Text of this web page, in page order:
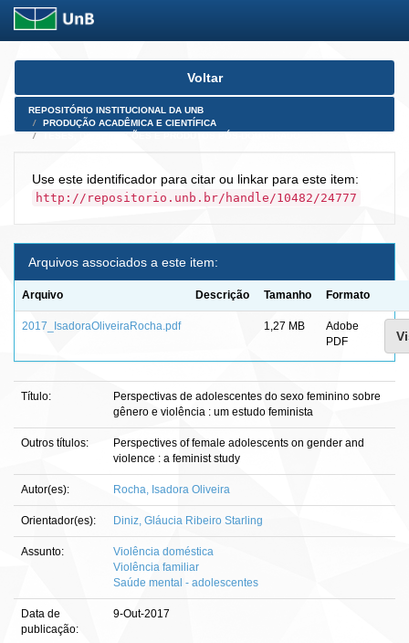
Skip
Voltar
REPOSITÓRIO INSTITUCIONAL DA UNB
PRODUÇÃO ACADÊMICA E CIENTÍFICA
Use este identificador para citar ou linkar para este item:
http://repositorio.unb.br/handle/10482/24777
Arquivos associados a este item:
Arquivo Descrição Tamanho Formato
2017_IsadoraOliveiraRocha.pdf 1,27 MB
Adobe
PDF
Título:
Perspectivas de adolescentes do sexo feminino sobre
gênero e violência : um estudo feminista
Outros títulos:
Perspectives of female adolescents on gender and
violence : a feminist study
Autor(es): Rocha, Isadora Oliveira
Orientador(es): Diniz, Gláucia Ribeiro Starling
Assunto:
Violência doméstica
Violência familiar
Saúde mental - adolescentes
Data de
publicação:
9-Out-2017